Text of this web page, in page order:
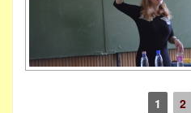
1 2